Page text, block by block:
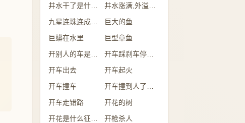
巨大的鱼
巨蟒在水里
巨型章鱼
开车踩刹车停不下来
开车出去
开车起火
开车撞车
开车走错路
开花的树
开枪杀人